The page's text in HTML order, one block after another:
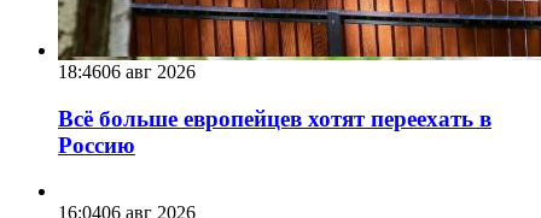
18:4606 авг 2026
Всё больше европейцев хотят переехать в
Россию
16:0406 авг 2026